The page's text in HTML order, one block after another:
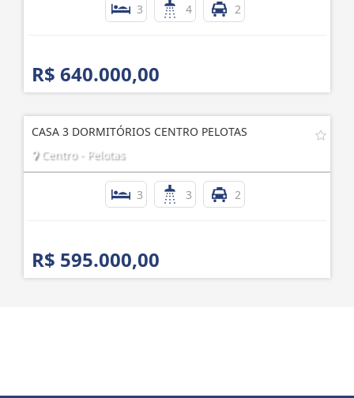
3 4 2
R$ 640.000,00
CASA 3 DORMITÓRIOS CENTRO PELOTAS
Centro - Pelotas
3 3 2
R$ 595.000,00